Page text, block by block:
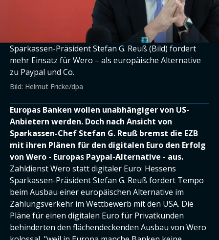
Sparkassen-Präsident Stefan G. Reuß (Bild) fordert
mehr Einsatz für Wero – als europäische Alternative
zu Paypal und Co.
Bild: Helmut Fricke/dpa
Europas Banken wollen unabhängiger von US-
Anbietern werden. Doch nach Ansicht von
Sparkassen-Chef Stefan G. Reuß bremst die EZB
mit ihren Plänen für den digitalen Euro den Erfolg
von Wero - Europas Paypal-Alternative - aus.
Zahldienst Wero statt digitaler Euro: Hessens
Sparkassen-Präsident Stefan G. Reuß fordert Tempo
beim Ausbau einer europäischen Alternative im
Zahlungsverkehr im Wettbewerb mit den USA. Die
Pläne für einen digitalen Euro für Privatkunden
behinderten den flächendeckenden Ausbau von Wero